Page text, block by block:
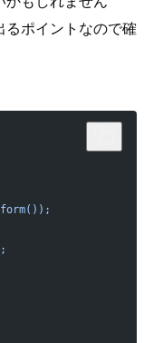
ポイントなので確